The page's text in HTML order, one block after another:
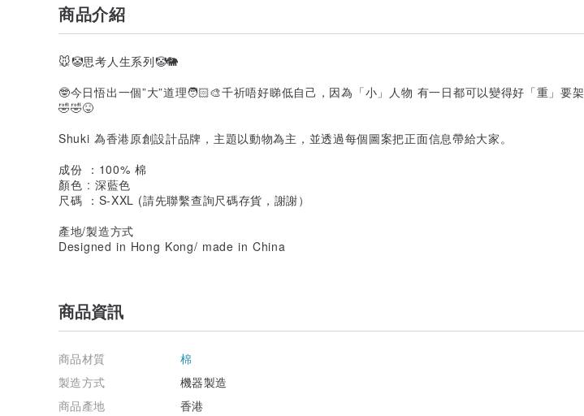
商品介紹
🐭🤡思考人生系列🤡🐘
🤓今日悟出一個”大”道理🧑🏻‍🎨千祈唔好睇低自己，因為「小」人物 有一日都可以變得好「重」要架
🤣🤣😝
Shuki 為香港原創設計品牌，主題以動物為主，並透過每個圖案把正面信息帶給大家。
成份 ：100% 棉
顏色 : 深藍色
尺碼 ：S-XXL (請先聯繫查詢尺碼存貨，謝謝）
產地/製造方式
Designed in Hong Kong/ made in China
商品資訊
商品材質
棉
製造方式
機器製造
商品產地
香港